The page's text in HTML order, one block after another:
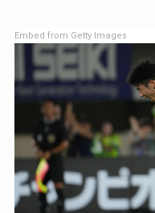
Embed from Getty Images